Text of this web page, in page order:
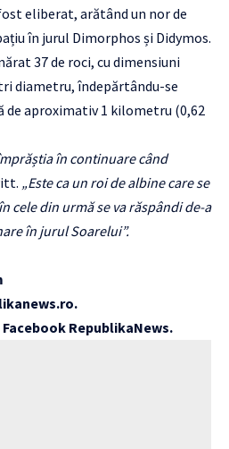
eliberat, arătând un nor de
în jurul Dimorphos și Didymos.
37 de roci, cu dimensiuni
diametru, îndepărtându-se
de aproximativ 1 kilometru (0,62
în continuare când
„Este ca un roi de albine care se
cele din urmă se va răspândi de-a
în jurul Soarelui”.
.
RepublikaNews.